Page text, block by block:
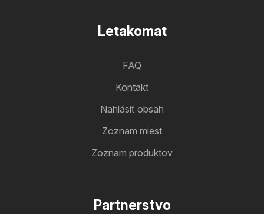
Letakomat
FAQ
Kontakt
Nahlásiť obsah
Zoznam miest
Zoznam produktov
Partnerstvo